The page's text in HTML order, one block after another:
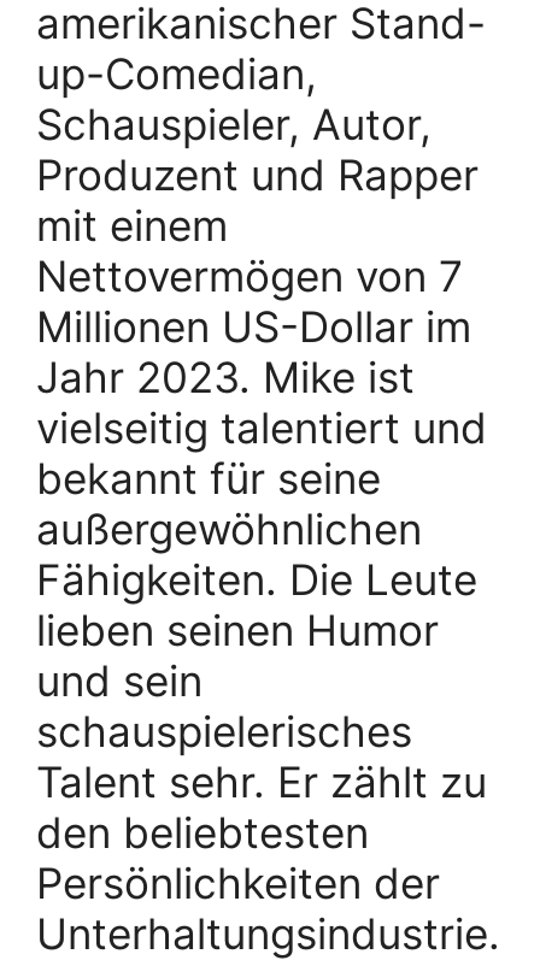
amerikanischer Stand-
up-Comedian,
Schauspieler, Autor,
Produzent und Rapper
mit einem
Nettovermögen von 7
Millionen US-Dollar im
Jahr 2023. Mike ist
vielseitig talentiert und
bekannt für seine
außergewöhnlichen
Fähigkeiten. Die Leute
lieben seinen Humor
und sein
schauspielerisches
Talent sehr. Er zählt zu
den beliebtesten
Persönlichkeiten der
Unterhaltungsindustrie.